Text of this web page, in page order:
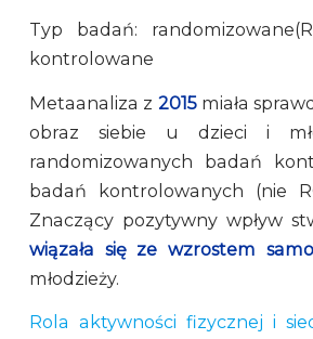
Typ badań:
kontrolowane
Metaanaliza z 2015 miała
obraz siebie u dzieci i
randomizowanych badań
badań kontrolowanych (nie
Znaczący pozytywny wpływ
wiązała się ze wzrostem
młodzieży.
Rola aktywności fizycznej i